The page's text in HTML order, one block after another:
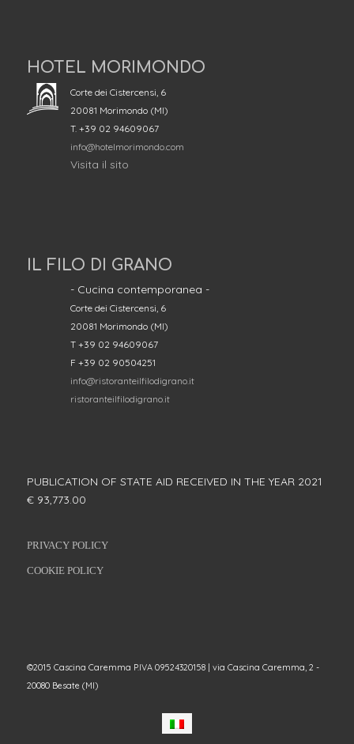
HOTEL MORIMONDO
Corte dei Cistercensi, 6
20081 Morimondo (MI)
T. +39 02 94609067
info@hotelmorimondo.com
Visita il sito
IL FILO DI GRANO
- Cucina contemporanea -
Corte dei Cistercensi, 6
20081 Morimondo (MI)
T +39 02 94609067
F +39 02 90504251
info@ristoranteilfilodigrano.it
ristoranteilfilodigrano.it
PUBLICATION OF STATE AID RECEIVED IN THE YEAR 2021
€ 93,773.00
PRIVACY POLICY
COOKIE POLICY
©2015 Cascina Caremma P.IVA 09524320158 | via Cascina Caremma, 2 -
20080 Besate (MI)